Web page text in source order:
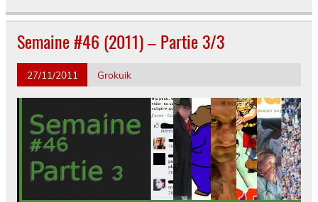
Semaine #46 (2011) – Partie 3/3
27/11/2011 Grokuik